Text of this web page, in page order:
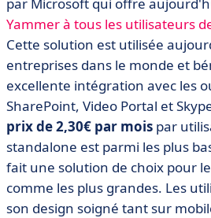
Yammer à tous les utilisateurs
Cette solution est utilisée
entreprises dans le monde et
excellente intégration avec les
SharePoint, Video Portal et
prix de 2,30€ par mois par
standalone est parmi les plus
fait une solution de choix pour
comme les plus grandes. Les
son design soigné tant sur